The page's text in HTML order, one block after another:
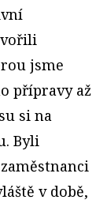
jsme
přípravy až
si na
Byli
v době,